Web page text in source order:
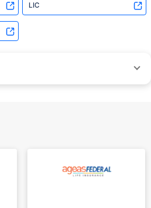
LIC
or recommend any particular insurer